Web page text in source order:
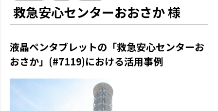
救急安心センターおおさか 様
液晶ペンタブレットの「救急安心センターお
おさか」(#7119)における活用事例